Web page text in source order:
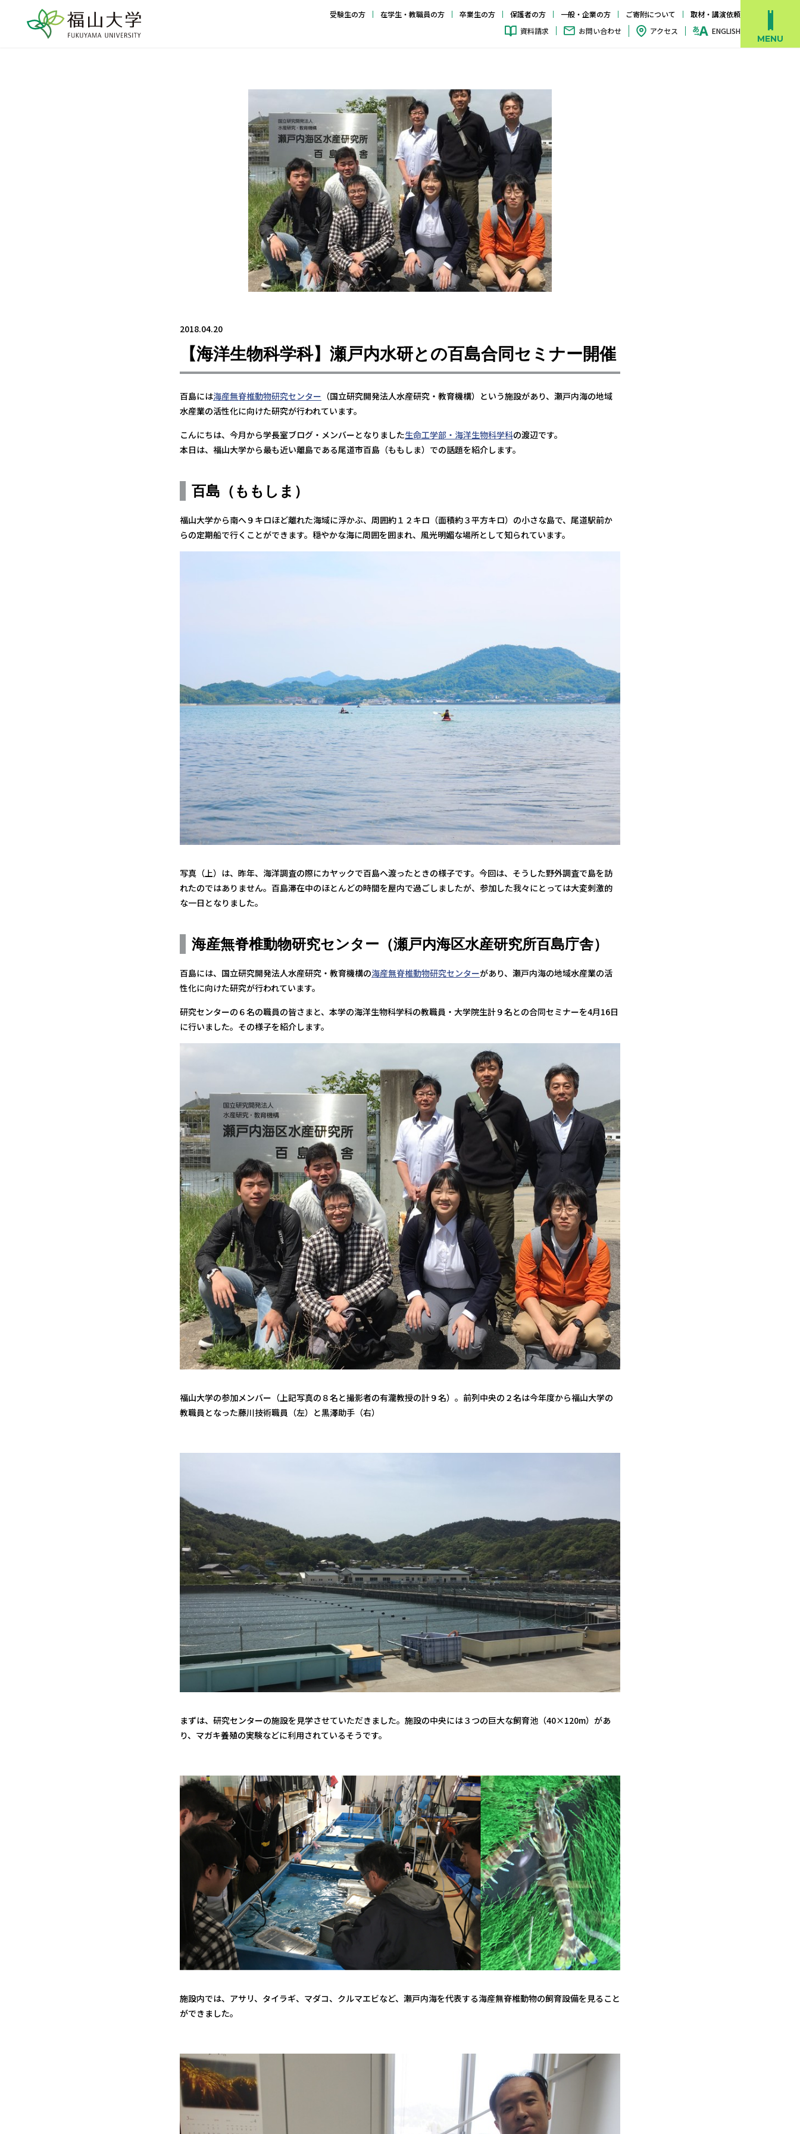
受験生の方 在学生・教職員の方 卒業生の方 保護者の方 一般・企業の方 ご寄附について
取材・講演依頼
資料請求
お問い合わせ アクセス ENGLISH
2018.04.20
【海洋生物科学科】瀬戸内水研との百島合同セミナー開催
百島には海産無脊椎動物研究センター （国立研究開発法人水産研究・教育機構）という施設があり、瀬戸内海の地域
水産業の活性化に向けた研究が行われています。
こんにちは、今月から学長室ブログ・メンバーとなりました生命工学部・海洋生物科学科の渡辺です。
本日は、福山大学から最も近い離島である尾道市百島（ももしま）での話題を紹介します。
百島（ももしま）
福山大学から南へ９キロほど離れた海域に浮かぶ、周囲約１２キロ（面積約３平方キロ）の小さな島で、尾道駅前か
らの定期船で行くことができます。穏やかな海に周囲を囲まれ、風光明媚な場所として知られています。
写真（上）は、昨年、海洋調査の際にカヤックで百島へ渡ったときの様子です。今回は、そうした野外調査で島を訪
れたのではありません。百島滞在中のほとんどの時間を屋内で過ごしましたが、参加した我々にとっては大変刺激的
な一日となりました。
海産無脊椎動物研究センター（瀬戸内海区水産研究所百島庁舎）
百島には、国立研究開発法人水産研究・教育機構の海産無脊椎動物研究センターがあり、瀬戸内海の地域水産業の活
性化に向けた研究が行われています。
研究センターの６名の職員の皆さまと、本学の海洋生物科学科の教職員・大学院生計９名との合同セミナーを4月16日
に行いました。その様子を紹介します。
福山大学の参加メンバー（上記写真の８名と撮影者の有瀧教授の計９名）。前列中央の２名は今年度から福山大学の
教職員となった藤川技術職員（左）と黒澤助手（右）
まずは、研究センターの施設を見学させていただきました。施設の中央には３つの巨大な飼育池（40×120m）があ
り、マガキ養殖の実験などに利用されているそうです。
施設内では、アサリ、タイラギ、マダコ、クルマエビなど、瀬戸内海を代表する海産無脊椎動物の飼育設備を見ること
ができました。